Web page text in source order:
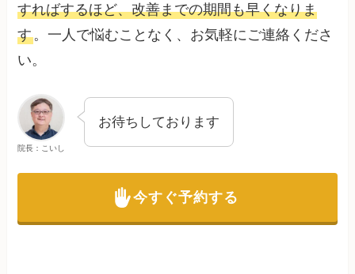
すればするほど、改善までの期間も早くなりま
す。一人で悩むことなく、お気軽にご連絡くださ
い。
院長：こいし
お待ちしております
今すぐ予約する